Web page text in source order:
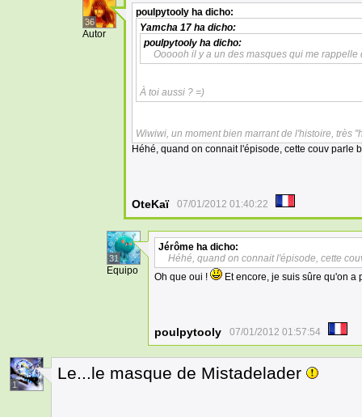
36
Autor
poulpytooly ha dicho:
Yamcha 17 ha dicho:
poulpytooly ha dicho:
Oooooh il y a un des masques qui me
À toi aussi ? =)
Wiwiwi, un moment bien marrant de l'histoire, très
Héhé, quand on connait l'épisode, cette couv parle
OteKaï 07/01/2012 01:40:22
31
Equipo
Jérôme ha dicho:
Héhé, quand on connait l'épisode, cette
Oh que oui !
Et encore, je suis sûre qu'on a
poulpytooly 07/01/2012 01:57:54
1
Le...le masque de Mistadelader